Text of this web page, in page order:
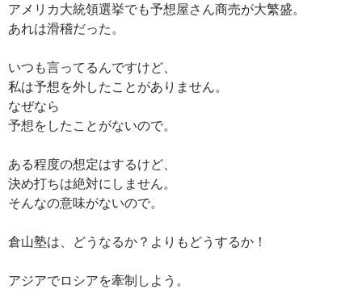
アメリカ大統領選挙でも予想屋さん商売が大繁盛。
あれは滑稽だった。
いつも言ってるんですけど、
私は予想を外したことがありません。
なぜなら
予想をしたことがないので。
ある程度の想定はするけど、
決め打ちは絶対にしません。
そんなの意味がないので。
倉山塾は、どうなるか？よりもどうするか！
アジアでロシアを牽制しよう。